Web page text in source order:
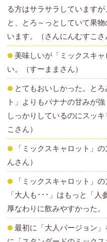
る方はサラサラしています
と、とろ～っとしていて果
います。（さんにんむすこさ
美味しいが「ミックスキ
い。（すーままさん）
とてもおいしかった。と
ト」よりもバナナの甘みが
しっかりしているのにスッ
こさん）
「ミックスキャロット」
んさん）
「ミックスキャロット」
「大人も･･･」はもっと「
厚なわりに飲みやすかった。
最初に「大人バージョン